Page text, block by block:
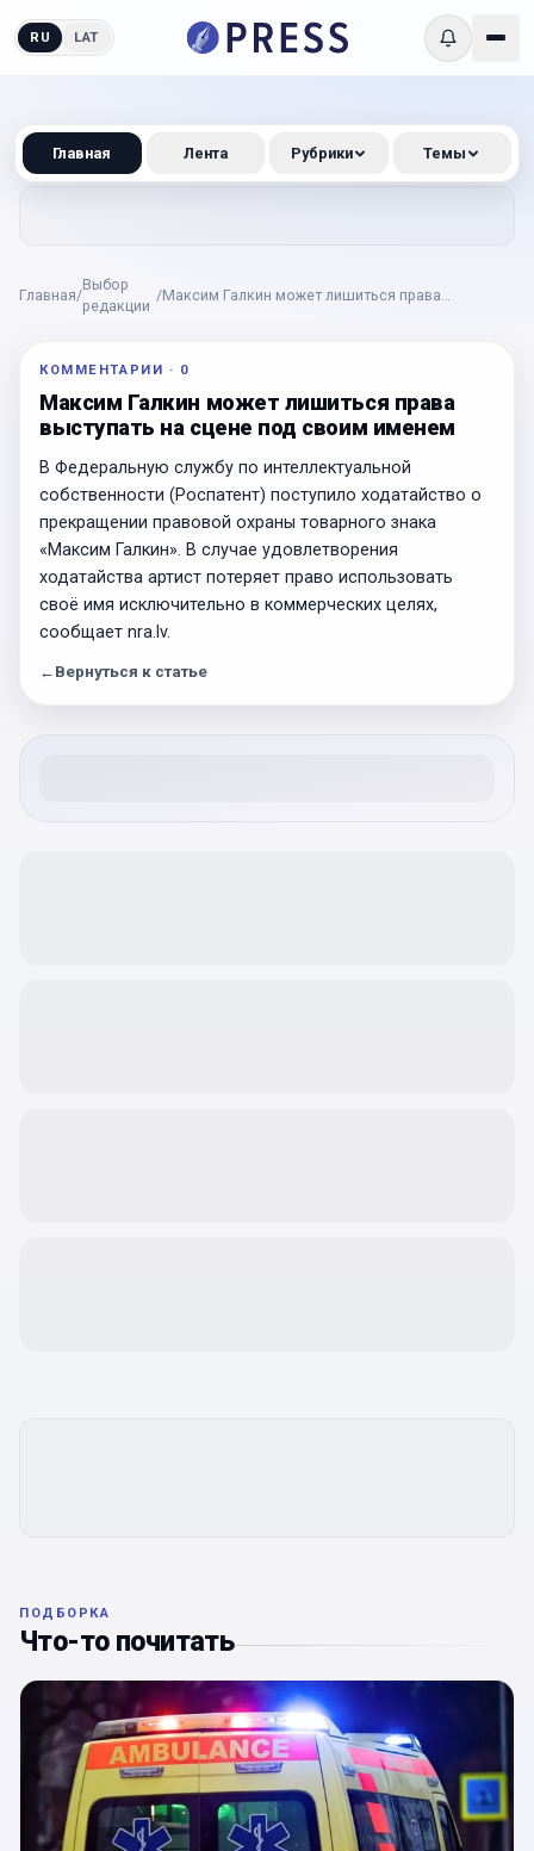
RU LAT
Главная/
Выбор
редакции
/Максим Галкин может лишиться права
КОММЕНТАРИИ · 0
Максим Галкин может лишиться права
выступать на сцене под своим именем
В Федеральную службу по интеллектуальной
собственности (Роспатент) поступило ходатайство о
прекращении правовой охраны товарного знака
«Максим Галкин». В случае удовлетворения
ходатайства артист потеряет право использовать
своё имя исключительно в коммерческих целях,
сообщает nra.lv.
← Вернуться к статье
ПОДБОРКА
Что-то почитать
Главная Лента Рубрики Темы